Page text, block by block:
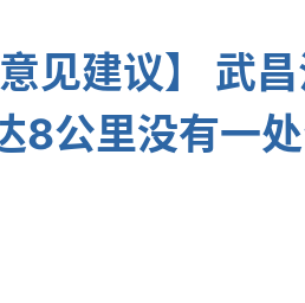
见建议】 武
8公里没有一